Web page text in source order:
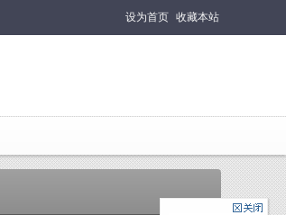
设为首页 收藏本站